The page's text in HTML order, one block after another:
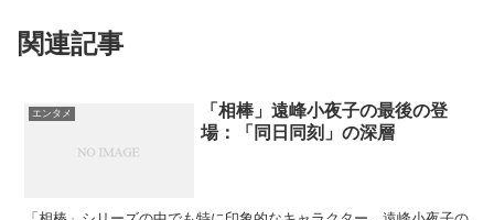
関連記事
エンタメ
「相棒」遠峰小夜子の最後の登
場：「同日同刻」の深層